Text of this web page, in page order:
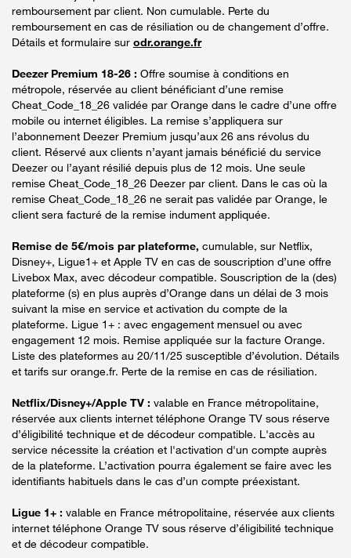
remboursement par client. Non cumulable. Perte du
remboursement en cas de résiliation ou de changement d’offre.
Détails et formulaire sur odr.orange.fr
Deezer Premium 18-26 : Offre soumise à conditions en
métropole, réservée au client bénéficiant d’une remise
Cheat_Code_18_26 validée par Orange dans le cadre d’une offre
mobile ou internet éligibles. La remise s’appliquera sur
l’abonnement Deezer Premium jusqu’aux 26 ans révolus du
client. Réservé aux clients n’ayant jamais bénéficié du service
Deezer ou l’ayant résilié depuis plus de 12 mois. Une seule
remise Cheat_Code_18_26 Deezer par client. Dans le cas où la
remise Cheat_Code_18_26 ne serait pas validée par Orange, le
client sera facturé de la remise indument appliquée.
Remise de 5€/mois par plateforme, cumulable, sur Netflix,
Disney+, Ligue1+ et Apple TV en cas de souscription d’une offre
Livebox Max, avec décodeur compatible. Souscription de la (des)
plateforme (s) en plus auprès d’Orange dans un délai de 3 mois
suivant la mise en service et activation du compte de la
plateforme. Ligue 1+ : avec engagement mensuel ou avec
engagement 12 mois. Remise appliquée sur la facture Orange.
Liste des plateformes au 20/11/25 susceptible d’évolution. Détails
et tarifs sur orange.fr. Perte de la remise en cas de résiliation.
Netflix/Disney+/Apple TV : valable en France métropolitaine,
réservée aux clients internet téléphone Orange TV sous réserve
d’éligibilité technique et de décodeur compatible. L'accès au
service nécessite la création et l'activation d'un compte auprès
de la plateforme. L’activation pourra également se faire avec les
identifiants habituels dans le cas d’un compte préexistant.
Ligue 1+ : valable en France métropolitaine, réservée aux clients
internet téléphone Orange TV sous réserve d’éligibilité technique
et de décodeur compatible.